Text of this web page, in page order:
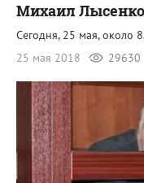
Михаил
Сегодня, 25 мая, около
25 мая 2018
29630